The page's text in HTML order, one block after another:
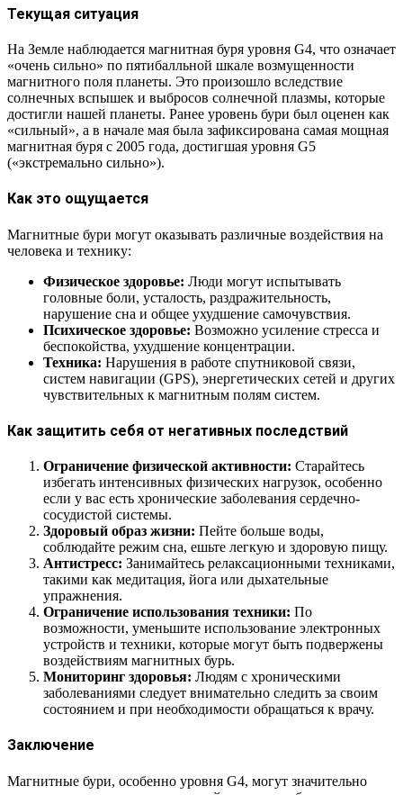
Текущая ситуация
На Земле наблюдается магнитная буря уровня G4, что означает
«очень сильно» по пятибалльной шкале возмущенности
магнитного поля планеты. Это произошло вследствие
солнечных вспышек и выбросов солнечной плазмы, которые
достигли нашей планеты. Ранее уровень бури был оценен как
«сильный», а в начале мая была зафиксирована самая мощная
магнитная буря с 2005 года, достигшая уровня G5
(«экстремально сильно»).
Как это ощущается
Магнитные бури могут оказывать различные воздействия на
человека и технику:
Физическое здоровье: Люди могут испытывать
головные боли, усталость, раздражительность,
нарушение сна и общее ухудшение самочувствия.
Психическое здоровье: Возможно усиление стресса и
беспокойства, ухудшение концентрации.
Техника: Нарушения в работе спутниковой связи,
систем навигации (GPS), энергетических сетей и других
чувствительных к магнитным полям систем.
Как защитить себя от негативных последствий
Ограничение физической активности: Старайтесь
избегать интенсивных физических нагрузок, особенно
если у вас есть хронические заболевания сердечно-
сосудистой системы.
Здоровый образ жизни: Пейте больше воды,
соблюдайте режим сна, ешьте легкую и здоровую пищу.
Антистресс: Занимайтесь релаксационными техниками,
такими как медитация, йога или дыхательные
упражнения.
Ограничение использования техники: По
возможности, уменьшите использование электронных
устройств и техники, которые могут быть подвержены
воздействиям магнитных бурь.
Мониторинг здоровья: Людям с хроническими
заболеваниями следует внимательно следить за своим
состоянием и при необходимости обращаться к врачу.
Заключение
Магнитные бури, особенно уровня G4, могут значительно